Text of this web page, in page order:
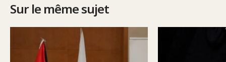
Sur le même sujet